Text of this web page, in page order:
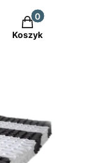
Produkty w
Koszyk